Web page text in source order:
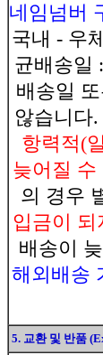
네임넘버
국내 - 우
균배송일
배송일
않습니다.
항력적(
늦어질 수
의 경우
입금이
배송이
해외배송
5. 교환 및 반품